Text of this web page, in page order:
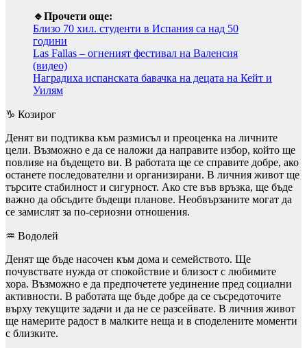
🔹Прочети още:
Близо 70 хил. студенти в Испания са над 50
години
Las Fallas – огненият фестивал на Валенсия
(видео)
Наградиха испанската бавачка на децата на Кейт и
Уилям
♑ Козирог
Денят ви подтиква към размисъл и преоценка на личните
цели. Възможно е да се наложи да направите избор, който ще
повлияе на бъдещето ви. В работата ще се справите добре, ако
останете последователни и организирани. В личния живот ще
търсите стабилност и сигурност. Ако сте във връзка, ще бъде
важно да обсъдите бъдещи планове. Необвързаните могат да
се замислят за по-сериозни отношения.
♒ Водолей
Денят ще бъде насочен към дома и семейството. Ще
почувствате нужда от спокойствие и близост с любимите
хора. Възможно е да предпочетете уединение пред социални
активности. В работата ще бъде добре да се съсредоточите
върху текущите задачи и да не се разсейвате. В личния живот
ще намерите радост в малките неща и в споделените моменти
с близките.